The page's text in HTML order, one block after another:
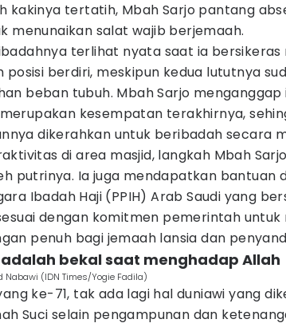
kakinya tertatih, Mbah Sarjo pantang
menunaikan salat wajib berjemaah.
terlihat nyata saat ia bersikeras
posisi berdiri, meskipun kedua lututnya
beban tubuh. Mbah Sarjo menganggap
kesempatan terakhirnya,
dikerahkan untuk beribadah secara
di area masjid, langkah Mbah
putrinya. Ia juga mendapatkan bantuan
Ibadah Haji (PPIH) Arab Saudi yang
dengan komitmen pemerintah
penuh bagi jemaah lansia dan
bekal saat menghadap Allah
Nabawi (IDN Times/Yogie Fadila)
ke-71, tak ada lagi hal duniawi yang
Suci selain pengampunan dan